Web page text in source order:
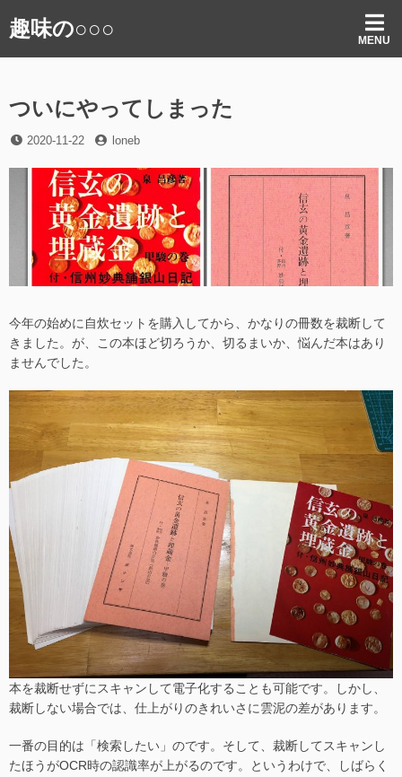
ン
へ
キ
ッ
趣味の○○○ MENU
ついにやってしまった
投
2020-11-22
投
者
loneb
今年の始めに自炊セットを購入してから、かなりの冊数を裁断して
きました。が、この本ほど切ろうか、切るまいか、悩んだ本はあり
ませんでした。
本を裁断せずにスキャンして電子化することも可能です。しかし、
裁断しない場合では、仕上がりのきれいさに雲泥の差があります。
一番の目的は「検索したい」のです。そして、裁断してスキャンし
たほうがOCR時の認識率が上がるのです。というわけで、しばらく